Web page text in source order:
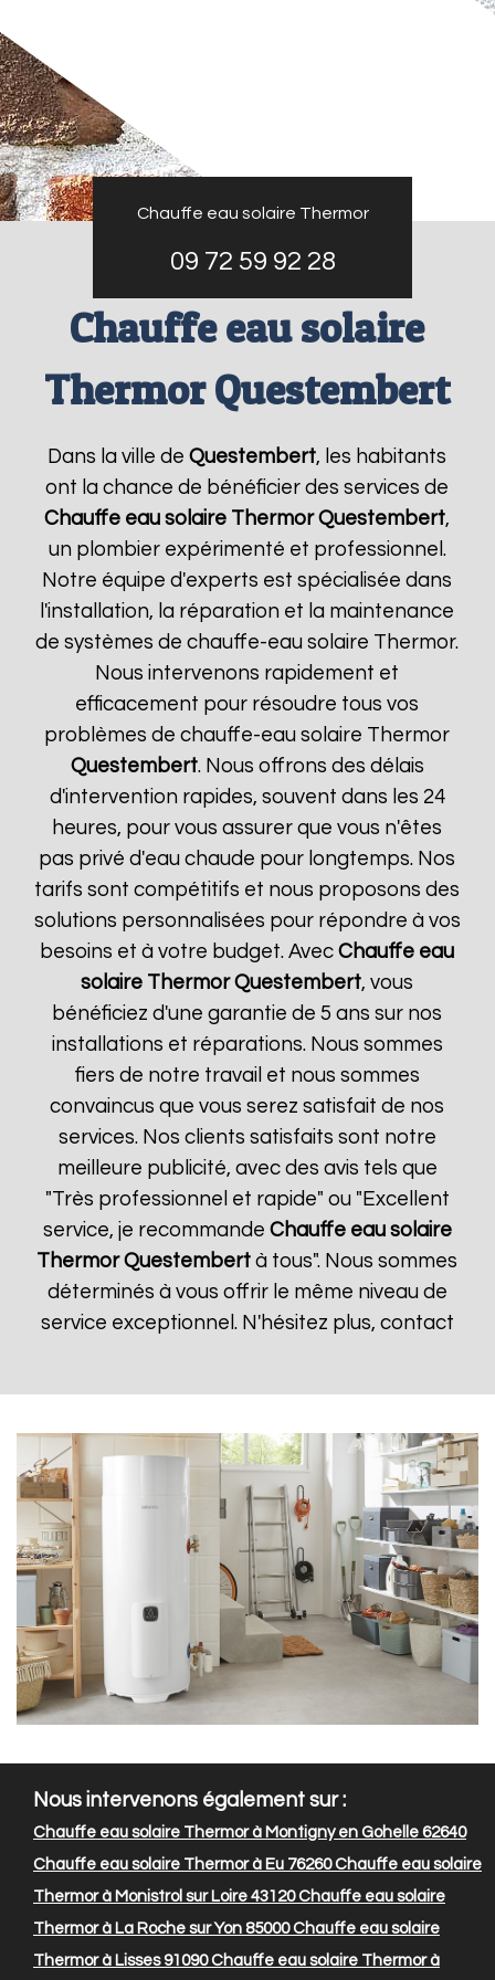
Chauffe eau solaire Thermor
09 72 59 92 28
Chauffe eau solaire
Thermor Questembert
Dans la ville deQuestembert, les habitants
ont la chance de bénéficier des services de
Chauffe eau solaire Thermor Questembert,
un plombier expérimenté et professionnel.
Notre équipe d'experts est spécialisée dans
l'installation, la réparation et la maintenance
de systèmes de chauffe-eau solaire Thermor.
Nous intervenons rapidement et
efficacement pour résoudre tous vos
problèmes de chauffe-eau solaire Thermor
Questembert. Nous offrons des délais
d'intervention rapides, souvent dans les 24
heures, pour vous assurer que vous n'êtes
pas privé d'eau chaude pour longtemps. Nos
tarifs sont compétitifs et nous proposons des
solutions personnalisées pour répondre à vos
besoins et à votre budget. AvecChauffe eau
solaire Thermor Questembert, vous
bénéficiez d'une garantie de 5 ans sur nos
installations et réparations. Nous sommes
fiers de notre travail et nous sommes
convaincus que vous serez satisfait de nos
services. Nos clients satisfaits sont notre
meilleure publicité, avec des avis tels que
"Très professionnel et rapide" ou "Excellent
service, je recommande Chauffe eau solaire
Thermor Questembert à tous". Nous sommes
déterminés à vous offrir le même niveau de
service exceptionnel. N'hésitez plus, contact
Nous intervenons également sur :
Chauffe eau solaire Thermor à Montigny en Gohelle 62640
Chauffe eau solaire Thermor à Eu 76260Chauffe eau solaire
Thermor à Monistrol sur Loire 43120Chauffe eau solaire
Thermor à La Roche sur Yon 85000Chauffe eau solaire
Thermor à Lisses 91090Chauffe eau solaire Thermor à